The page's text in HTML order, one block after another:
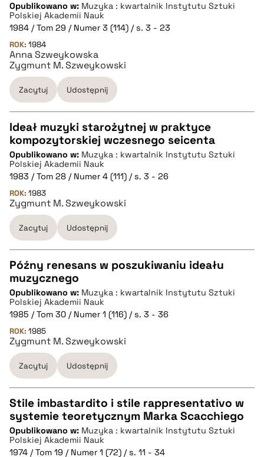
CZYSTY TEKST
pobierz cytat
BIBTEX
Opublikowano w: Muzyka : kwartalnik Instytutu Sztuki
Polskiej Akademii Nauk
1984 / Tom 29 / Numer 3 (114) / s. 3 - 23
ROK: 1984
Anna Szweykowska
Zygmunt M. Szweykowski
Zacytuj Udostępnij
CZYSTY TEKST
pobierz cytat
BIBTEX
pobierz cytat
Ideał muzyki starożytnej w praktyce
kompozytorskiej wczesnego seicenta
Opublikowano w: Muzyka : kwartalnik Instytutu Sztuki
Polskiej Akademii Nauk
1983 / Tom 28 / Numer 4 (111) / s. 3 - 26
ROK: 1983
Zygmunt M. Szweykowski
Zacytuj Udostępnij
CZYSTY TEKST
pobierz cytat
BIBTEX
pobierz cytat
Późny renesans w poszukiwaniu ideału
muzycznego
Opublikowano w: Muzyka : kwartalnik Instytutu Sztuki
Polskiej Akademii Nauk
1985 / Tom 30 / Numer 1 (116) / s. 3 - 36
ROK: 1985
Zygmunt M. Szweykowski
Zacytuj Udostępnij
CZYSTY TEKST
Stile imbastardito i stile rappresentativo w
systemie teoretycznym Marka Scacchiego
Opublikowano w: Muzyka : kwartalnik Instytutu Sztuki
Polskiej Akademii Nauk
1974 / Tom 19 / Numer 1 (72) / s. 11 - 34